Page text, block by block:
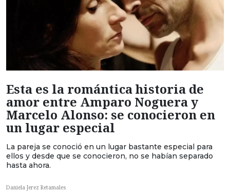
Esta es la romántica historia de
amor entre Amparo Noguera y
Marcelo Alonso: se conocieron en
un lugar especial
La pareja se conoció en un lugar bastante especial para
ellos y desde que se conocieron, no se habían separado
hasta ahora.
Daniela Jerez Retamales